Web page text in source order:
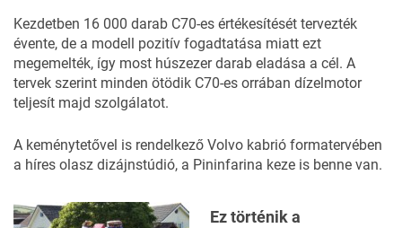
Kezdetben 16 000 darab C70-es értékesítését tervezték
évente, de a modell pozitív fogadtatása miatt ezt
megemelték, így most húszezer darab eladása a cél. A
tervek szerint minden ötödik C70-es orrában dízelmotor
teljesít majd szolgálatot.
A keménytetővel is rendelkező Volvo kabrió formatervében
a híres olasz dizájnstúdió, a Pininfarina keze is benne van.
Ez történik a